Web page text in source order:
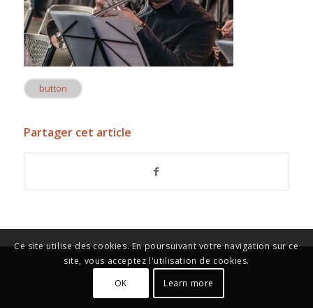
button
Partager cet article
Ce site utilise des cookies. En poursuivant votre navigation sur ce
site, vous acceptez l'utilisation de cookies.
OK
Learn more